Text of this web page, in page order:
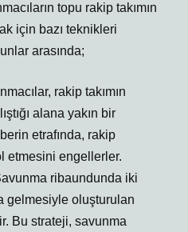
topu rakip takımın
için bazı teknikleri
arasında;
rakip takımın
alana yakın bir
etrafında, rakip
etmesini engellerler.
ribaundunda iki
gelmesiyle oluşturulan
Bu strateji, savunma